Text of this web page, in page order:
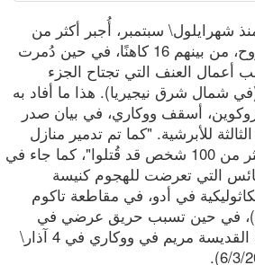
سبتمبر، أُجبر أكثر من
98,000 شخص على النزوح، من بينهم 16 كاهنًا، في حين دُمرت
أعمال العنف التي تجتاح الجزء
شمال شرق نيجيريا). هذا ما أفاد به
أسقف ووكاري، في بيان صدر
للأبرشية. "كما تم تدمير منازل
ثمانية كهنة، ويُقدر أن أكثر من 100 شخص قد قُتلوا"، كما جاء في
التي تعرضت للهجوم كنيسة
في أدو، في مقاطعة تاكوم
فيدس 25/3/2026)، في حين تسبب حريق عرضي في
أضرار جسيمة بكاتدرائية القديسة مريم في ووكاري في 4 آذار\